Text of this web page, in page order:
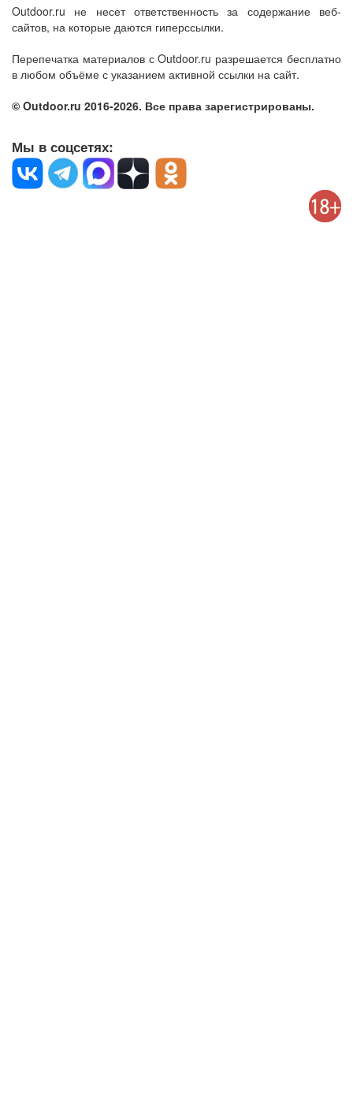
Outdoor.ru не несет ответственность за содержание веб-
сайтов, на которые даются гиперссылки.
Перепечатка материалов с Outdoor.ru разрешается бесплатно
в любом объёме с указанием активной ссылки на сайт.
© Outdoor.ru 2016-2026. Все права зарегистрированы.
Мы в соцсетях: